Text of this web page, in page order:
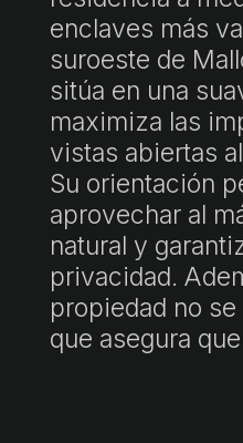
enclaves más
suroeste de
sitúa en una
maximiza las
vistas abiertas
Su orientación
aprovechar al
natural y
privacidad.
propiedad no
que asegura